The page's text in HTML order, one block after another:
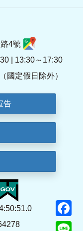
4號
| 13:30～17:30
國定假日除外）
告